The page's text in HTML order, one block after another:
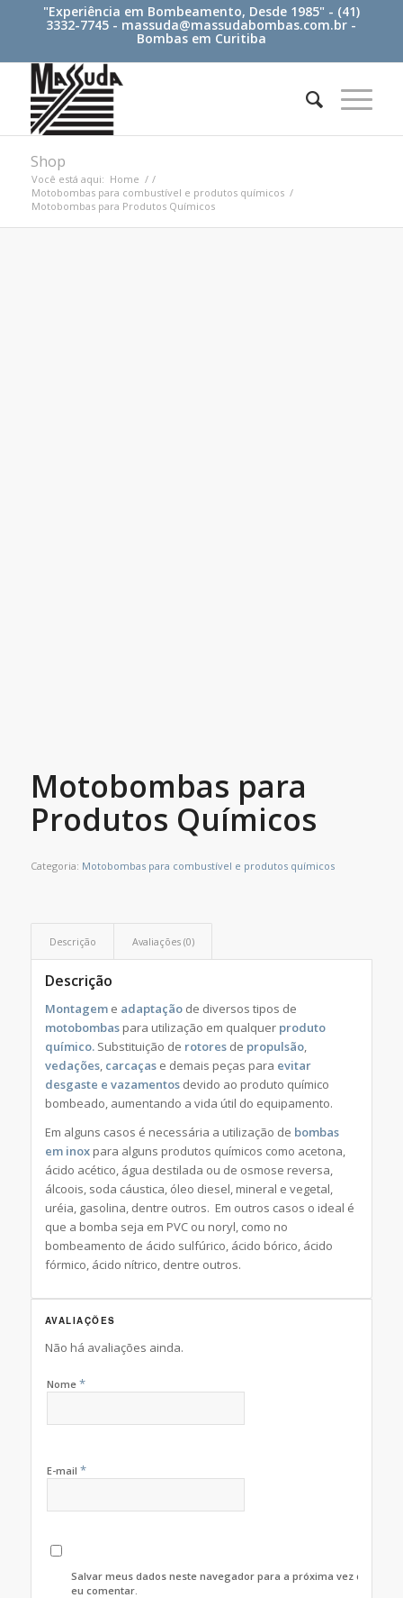
"Experiência em Bombeamento, Desde 1985" - (41)
3332-7745 - massuda@massudabombas.com.br -
Bombas em Curitiba
Shop
Você está aqui: Home / /
Motobombas para combustível e produtos químicos /
Motobombas para Produtos Químicos
Motobombas para
Produtos Químicos
Categoria: Motobombas para combustível e produtos químicos
Descrição Avaliações (0)
Descrição
Montageme adaptaçãode diversos tipos de
motobombaspara utilização em qualquerproduto
químico.Substituição de rotoresde propulsão,
vedações, carcaçase demais peças para evitar
desgaste e vazamentosdevido ao produto químico
bombeado, aumentando a vida útil do equipamento.
Em alguns casos é necessária a utilização de bombas
em inoxpara alguns produtos químicos como acetona,
ácido acético, água destilada ou de osmose reversa,
álcoois, soda cáustica, óleo diesel, mineral e vegetal,
uréia, gasolina, dentre outros. Em outros casos o ideal é
que a bomba seja em PVC ou noryl, como no
bombeamento de ácido sulfúrico, ácido bórico, ácido
fórmico, ácido nítrico, dentre outros.
AVALIAÇÕES
Não há avaliações ainda.
Nome *
E-mail *
Salvar meus dados neste navegador para a próxima vez que
eu comentar.